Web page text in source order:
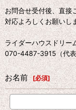
お問合せ受付後、直接
対応よろしくお願いし
ライダーハウスドリー
070-4487-3915（代
お名前 [必須]